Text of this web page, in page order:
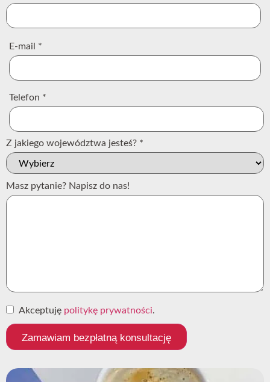
E-mail *
Telefon *
Z jakiego województwa jesteś? *
Masz pytanie? Napisz do nas!
Akceptuję politykę prywatności.
Zamawiam bezpłatną konsultację